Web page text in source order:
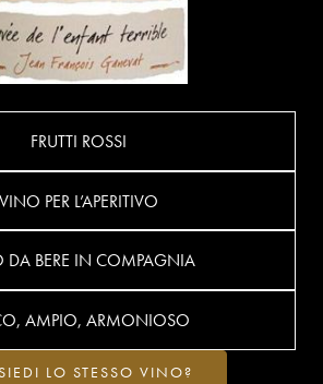
FRUTTI ROSSI
VINO PER L’APERITIVO
DA BERE IN COMPAGNIA
AMPIO, ARMONIOSO
LO STESSO VINO?